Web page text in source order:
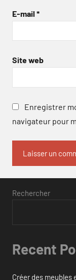
E-mail *
Site web
Enregistrer
navigateur pour
Rechercher
Recent
Créer des meubles